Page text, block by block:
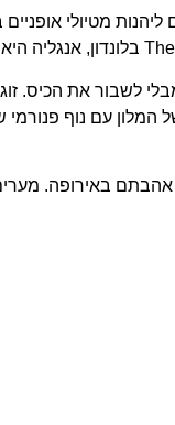
מטיולי
לשבור את הכיס.
המלון עם נוף
באירופה. מערים